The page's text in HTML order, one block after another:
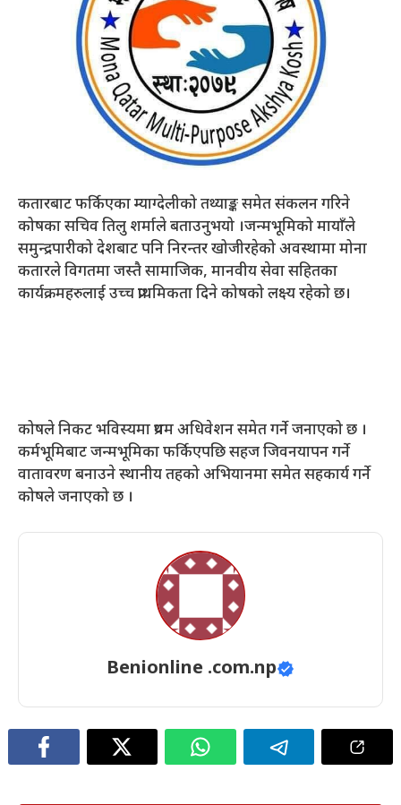
कतारबाट फर्किएका म्याग्देलीको तथ्याङ्क समेत संकलन गरिने
कोषका सचिव तिलु शर्माले बताउनुभयो ।जन्मभूमिको मायाँले
समुन्द्रपारीको देशबाट पनि निरन्तर खोजीरहेको अवस्थामा मोना
कतारले विगतमा जस्तै सामाजिक, मानवीय सेवा सहितका
कार्यक्रमहरुलाई उच्च प्राथमिकता दिने कोषको लक्ष्य रहेको छ।
कोषले निकट भविस्यमा प्रथम अधिवेशन समेत गर्ने जनाएको छ ।
कर्मभूमिबाट जन्मभूमिका फर्किएपछि सहज जिवनयापन गर्ने
वातावरण बनाउने स्थानीय तहको अभियानमा समेत सहकार्य गर्ने
कोषले जनाएको छ ।
Benionline .com.np